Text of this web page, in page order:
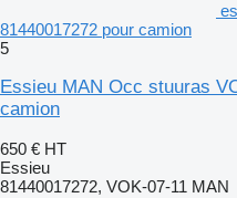
81440017272 pour camion
5
Essieu MAN Occ stuuras
camion
650 € HT
Essieu
81440017272, VOK-07-11 MAN